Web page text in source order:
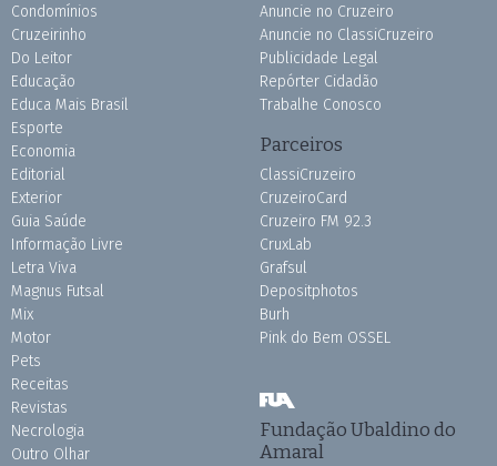
Condomínios
Cruzeirinho
Do Leitor
Educação
Educa Mais Brasil
Esporte
Economia
Editorial
Exterior
Guia Saúde
Informação Livre
Letra Viva
Magnus Futsal
Mix
Motor
Pets
Receitas
Revistas
Necrologia
Outro Olhar
Anuncie no Cruzeiro
Anuncie no ClassiCruzeiro
Publicidade Legal
Repórter Cidadão
Trabalhe Conosco
Parceiros
ClassiCruzeiro
CruzeiroCard
Cruzeiro FM 92.3
CruxLab
Grafsul
Depositphotos
Burh
Pink do Bem OSSEL
Fundação Ubaldino do
Amaral